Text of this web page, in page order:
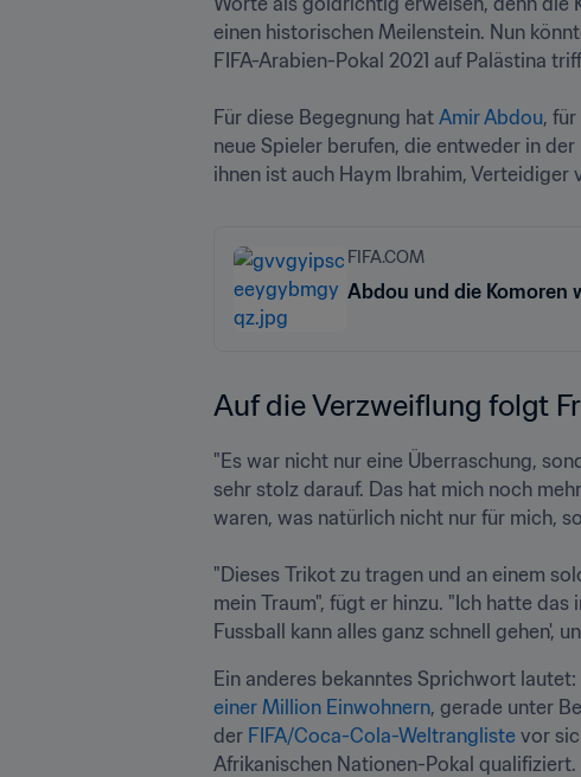
einen historischen Meilenstein. Nun
FIFA-Arabien-Pokal 2021 auf Palästina
Für diese Begegnung hat Amir Abdou,
neue Spieler berufen, die entweder in
ihnen ist auch Haym Ibrahim,
FIFA.COM
Abdou und die Komoren
Auf die Verzweiflung folgt
"Es war nicht nur eine Überraschung,
sehr stolz darauf. Das hat mich noch
waren, was natürlich nicht nur für mich,
"Dieses Trikot zu tragen und an einem
mein Traum", fügt er hinzu. "Ich hatte
Fussball kann alles ganz schnell gehen',
Ein anderes bekanntes Sprichwort
einer Million Einwohnern, gerade unter
der FIFA/Coca-Cola-Weltrangliste vor
Afrikanischen Nationen-Pokal qualifiziert.